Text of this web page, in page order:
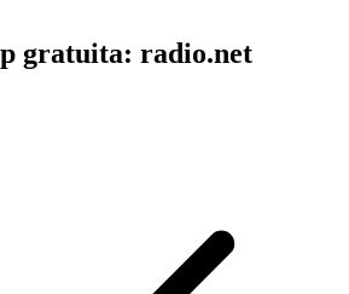
gratuita: radio.net